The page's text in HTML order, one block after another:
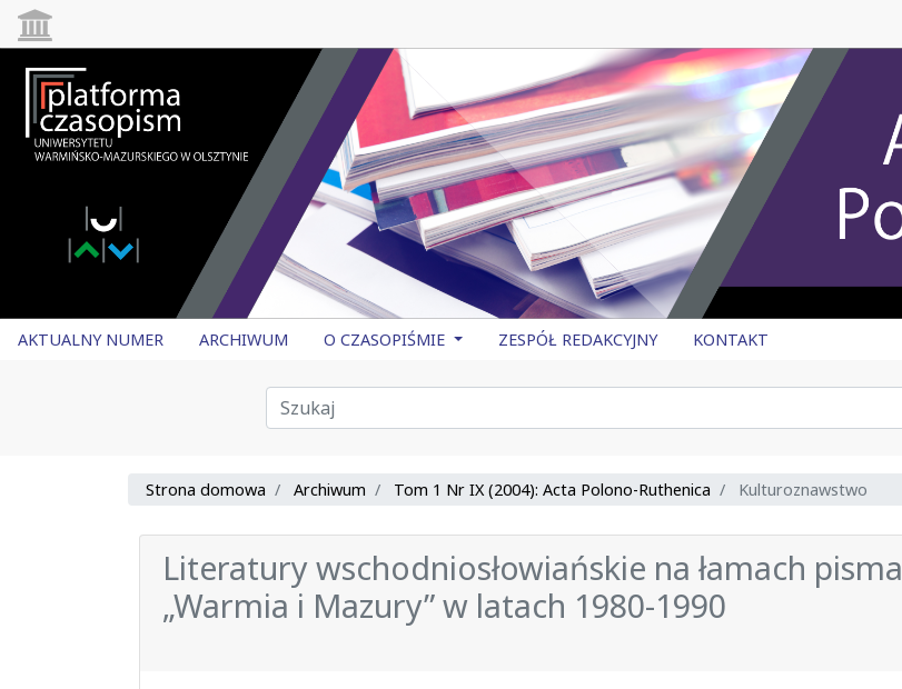
AKTUALNY NUMER ARCHIWUM O CZASOPIŚMIE ZESPÓŁ REDAKCYJNY KONTAKT
Strona domowa Archiwum Tom 1 Nr IX (2004): Acta Polono-Ruthenica Kulturoznawstwo
Literatury wschodniosłowiańskie na łamach pisma
„Warmia i Mazury” w latach 1980-1990